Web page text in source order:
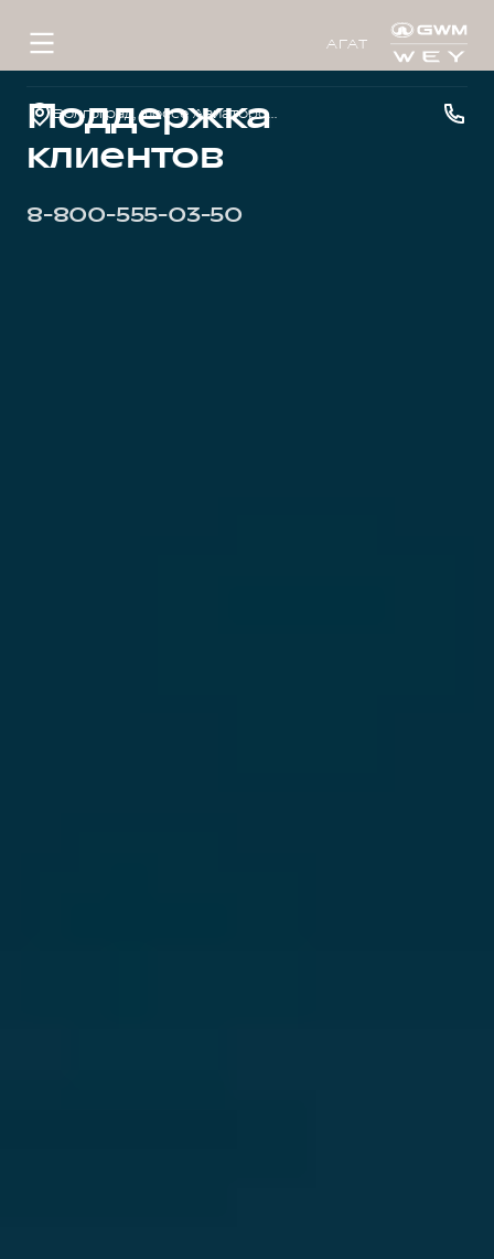
АГАТ
Волгоград, шоссе Авиаторов, д. 2г
Поддержка
клиентов
8-800-555-03-50